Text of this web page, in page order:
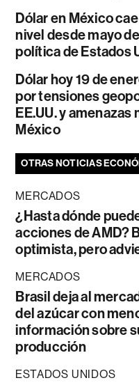
Dólar en México
nivel desde mayo
política de Estados
Dólar hoy 19 de
por tensiones
EE.UU. y amenazas
México
OTRAS NOTICIAS
MERCADOS
¿Hasta dónde
acciones de AMD?
optimista, pero
MERCADOS
Brasil deja al
del azúcar con
información sobre
producción
ESTADOS UNIDOS